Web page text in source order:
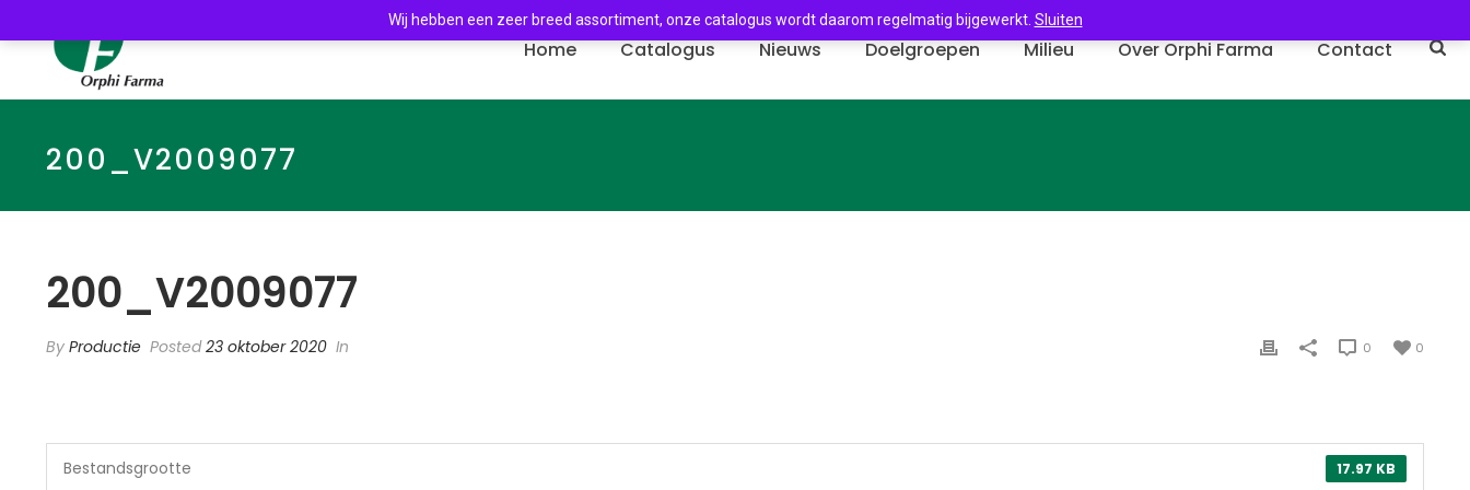
Home Catalogus Nieuws Doelgroepen Milieu Over Orphi Farma Contact
200_V2009077
200_V2009077
By Productie Posted23 oktober 2020 In 0
0
17.97 KB
Bestandsgrootte
Wij hebben een zeer breed assortiment, onze catalogus wordt daarom regelmatig bijgewerkt. Sluiten